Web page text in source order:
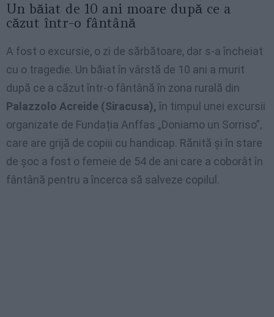
Un băiat de 10 ani moare după ce a
căzut într-o fântână
A fost o excursie, o zi de sărbătoare, dar s-a încheiat
cu o tragedie. Un băiat în vârstă de 10 ani a murit
după ce a căzut într-o fântână în zona rurală din
Palazzolo Acreide (Siracusa), în timpul unei excursii
organizate de Fundația Anffas „Doniamo un Sorriso”,
care are grijă de copiii cu handicap. Rănită și în stare
de șoc a fost o femeie de 54 de ani care a coborât în
fântână pentru a încerca să salveze copilul.